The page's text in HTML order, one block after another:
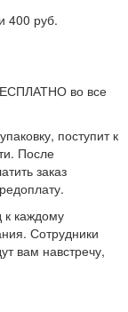
400 руб.
во все
поступит к
После
заказ
каждому
Сотрудники
вам навстречу,